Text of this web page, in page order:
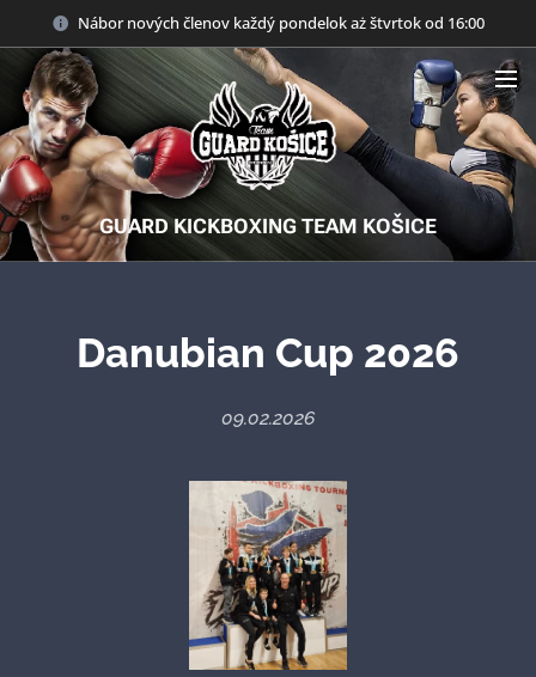
Nábor nových členov každý pondelok aż štvrtok od 16:00
GUARD KICKBOXING TEAM KOŠICE
Danubian Cup 2026
09.02.2026